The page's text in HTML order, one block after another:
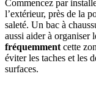
Commencez par
l’extérieur, près de la
saleté. Un bac à
aussi aider à organiser
fréquemment cette
éviter les taches et les
surfaces.